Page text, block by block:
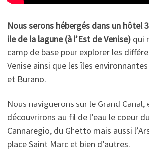
Nous serons hébergés dans un hôtel
ile de la lagune (à l’Est de Venise) qui
camp de base pour explorer les
Venise ainsi que les îles
et Burano.
Nous naviguerons sur le Grand Canal,
découvrirons au fil de l’eau le coeur
Cannaregio, du Ghetto mais aussi
place Saint Marc et bien d’autres.